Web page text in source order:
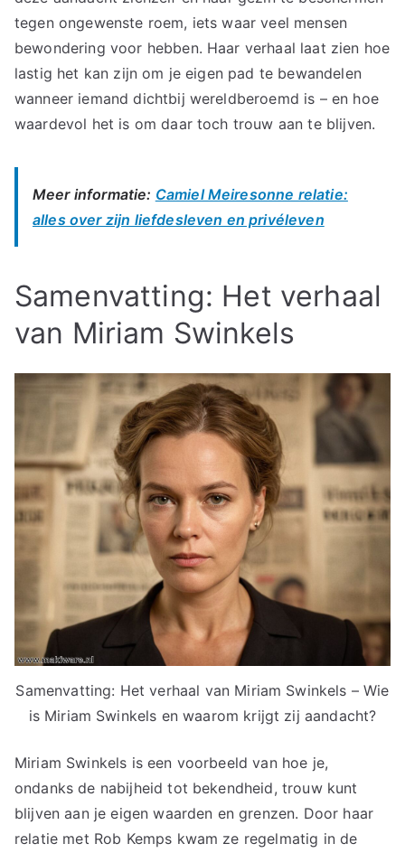
tegen ongewenste roem, iets waar veel mensen
bewondering voor hebben. Haar verhaal laat zien hoe
lastig het kan zijn om je eigen pad te bewandelen
wanneer iemand dichtbij wereldberoemd is – en hoe
waardevol het is om daar toch trouw aan te blijven.
Meer informatie: Camiel Meiresonne relatie:
alles over zijn liefdesleven en privéleven
Samenvatting: Het verhaal
van Miriam Swinkels
Samenvatting: Het verhaal van Miriam Swinkels – Wie
is Miriam Swinkels en waarom krijgt zij aandacht?
Miriam Swinkels is een voorbeeld van hoe je,
ondanks de nabijheid tot bekendheid, trouw kunt
blijven aan je eigen waarden en grenzen. Door haar
relatie met Rob Kemps kwam ze regelmatig in de